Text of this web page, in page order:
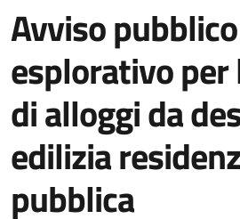
Avviso
esplorativo
di alloggi da
edilizia
pubblica